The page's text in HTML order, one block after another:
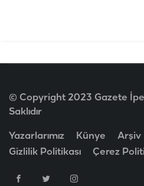
© Copyright 2023 Gazete
Saklıdır
Yazarlarımız Künye Arşiv
Gizlilik Politikası
Çerez